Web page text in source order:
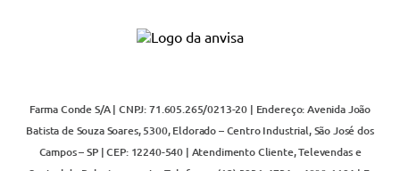
Farma Conde S/A | CNPJ: 71.605.265/0213-20 | Endereço: Avenida João
Batista de Souza Soares, 5300, Eldorado – Centro Industrial, São José dos
Campos – SP | CEP: 12240-540 | Atendimento Cliente, Televendas e